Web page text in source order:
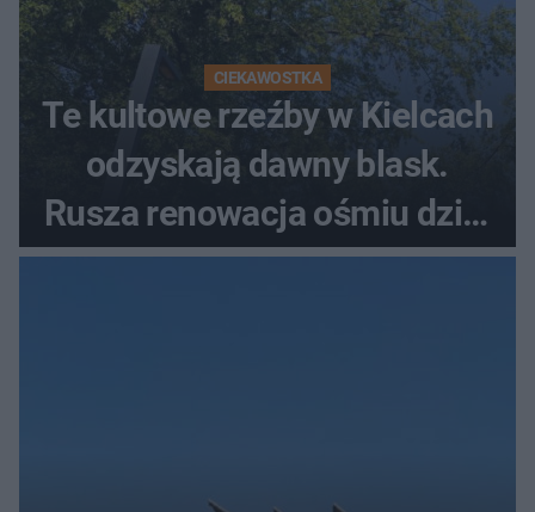
CIEKAWOSTKA
Te kultowe rzeźby w Kielcach
odzyskają dawny blask.
Rusza renowacja ośmiu dzieł
z lat 70.